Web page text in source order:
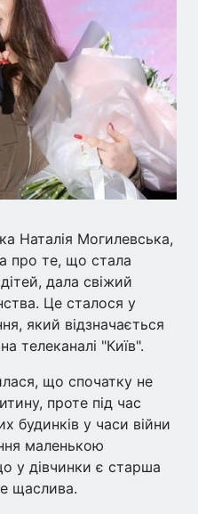
Наталія Могилевська,
про те, що стала
дала свіжий
Це сталося у
який відзначається
телеканалі "Київ".
що спочатку не
проте під час
будинків у часи війни
маленькою
у дівчинки є старша
щаслива.